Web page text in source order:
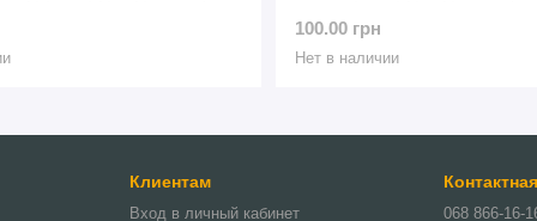
100.00 грн
Нет в наличии
Клиентам
Вход в личный кабинет 068 866-16-